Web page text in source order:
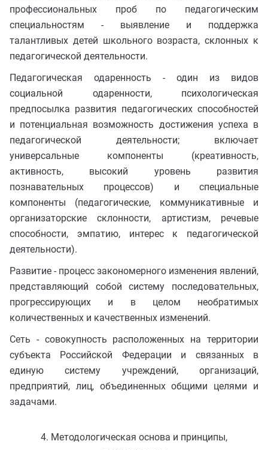
профессиональных проб по педагогическим
специальностям - выявление и поддержка
талантливых детей школьного возраста, склонных к
педагогической деятельности.
Педагогическая одаренность - один из видов
социальной одаренности, психологическая
предпосылка развития педагогических способностей
и потенциальная возможность достижения успеха в
педагогической деятельности; включает
универсальные компоненты (креативность,
активность, высокий уровень развития
познавательных процессов) и специальные
компоненты (педагогические, коммуникативные и
организаторские склонности, артистизм, речевые
способности, эмпатию, интерес к педагогической
деятельности).
Развитие - процесс закономерного изменения явлений,
представляющий собой систему последовательных,
прогрессирующих и в целом необратимых
количественных и качественных изменений.
Сеть - совокупность расположенных на территории
субъекта Российской Федерации и связанных в
единую систему учреждений, организаций,
предприятий, лиц, объединенных общими целями и
задачами.
4. Методологическая основа и принципы,